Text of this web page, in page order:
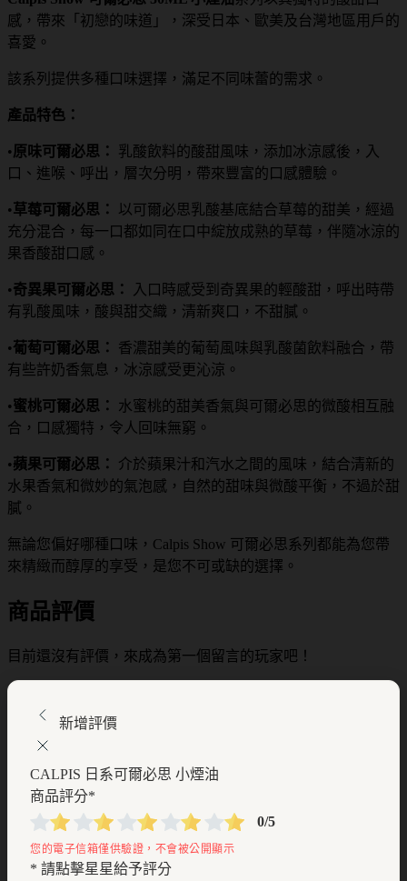
感，帶來「初戀的味道」，深受日本、歐美及台灣地區用戶的
喜愛。
該系列提供多種口味選擇，滿足不同味蕾的需求。
產品特色：
•原味可爾必思：
乳酸飲料的酸甜風味，添加冰涼感後，入
口、進喉、呼出，層次分明，帶來豐富的口感體驗。
•草莓可爾必思：
以可爾必思乳酸基底結合草莓的甜美，經過
充分混合，每一口都如同在口中綻放成熟的草莓，伴隨冰涼的
果香酸甜口感。
•奇異果可爾必思：
入口時感受到奇異果的輕酸甜，呼出時帶
有乳酸風味，酸與甜交織，清新爽口，不甜膩。
•葡萄可爾必思：
香濃甜美的葡萄風味與乳酸菌飲料融合，帶
有些許奶香氣息，冰涼感受更沁涼。
•蜜桃可爾必思：
水蜜桃的甜美香氣與可爾必思的微酸相互融
合，口感獨特，令人回味無窮。
•蘋果可爾必思：
介於蘋果汁和汽水之間的風味，結合清新的
水果香氣和微妙的氣泡感，自然的甜味與微酸平衡，不過於甜
膩。
無論您偏好哪種口味，Calpis Show 可爾必思系列都能為您帶
來精緻而醇厚的享受，是您不可或缺的選擇。
商品評價
目前還沒有評價，來成為第一個留言的玩家吧！
新增評價
CALPIS 日系可爾必思 小煙油
商品評分*
0/5
* 請點擊星星給予評分